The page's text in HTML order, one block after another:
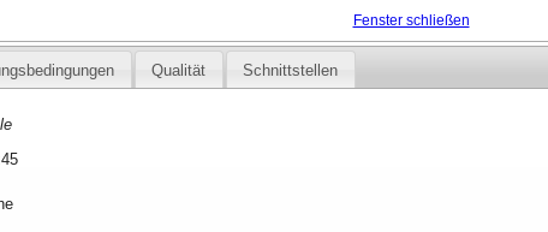
Fenster schließen
Qualität Schnittstellen